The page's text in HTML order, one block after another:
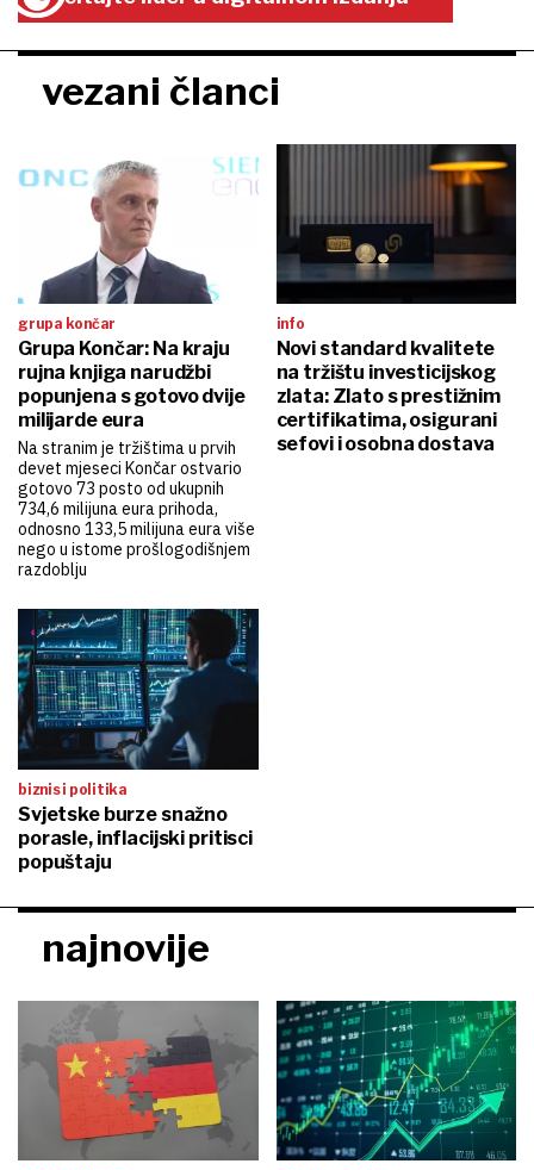
vezani članci
grupa končar
Grupa Končar: Na kraju
rujna knjiga narudžbi
popunjena s gotovo dvije
milijarde eura
Na stranim je tržištima u prvih
devet mjeseci Končar ostvario
gotovo 73 posto od ukupnih
734,6 milijuna eura prihoda,
odnosno 133,5 milijuna eura više
nego u istome prošlogodišnjem
razdoblju
info
Novi standard kvalitete
na tržištu investicijskog
zlata: Zlato s prestižnim
certifikatima, osigurani
sefovi i osobna dostava
biznis i politika
Svjetske burze snažno
porasle, inflacijski pritisci
popuštaju
najnovije